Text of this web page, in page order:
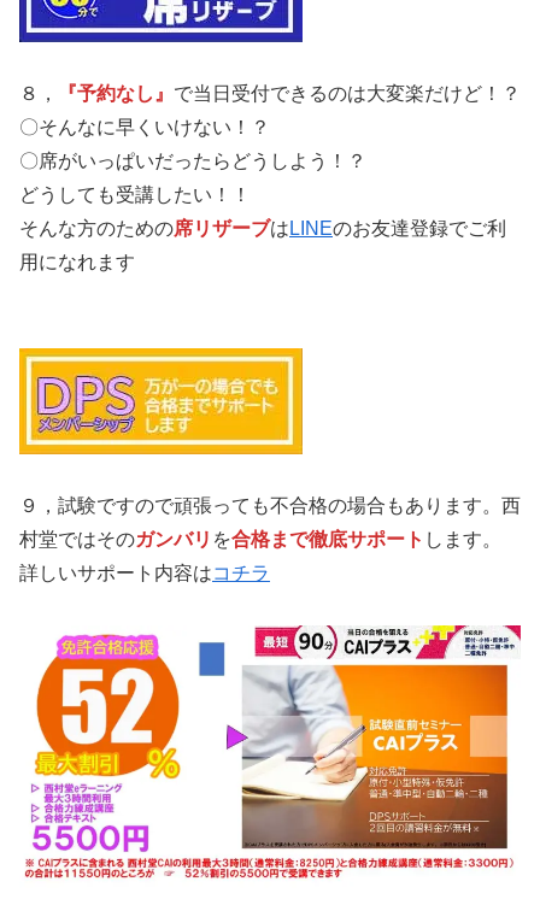
８， 『予約なし』 で当日受付できるのは大変楽だけど！？
〇そんなに早くいけない！？
〇席がいっぱいだったらどうしよう！？
どうしても受講したい！！
そんな方のための席リザーブは LINEのお友達登録でご利
用になれます
９，試験ですので頑張っても不合格の場合もあります。西
村堂ではそのガンバリ を合格まで徹底サポート します。
詳しいサポート内容はコチラ